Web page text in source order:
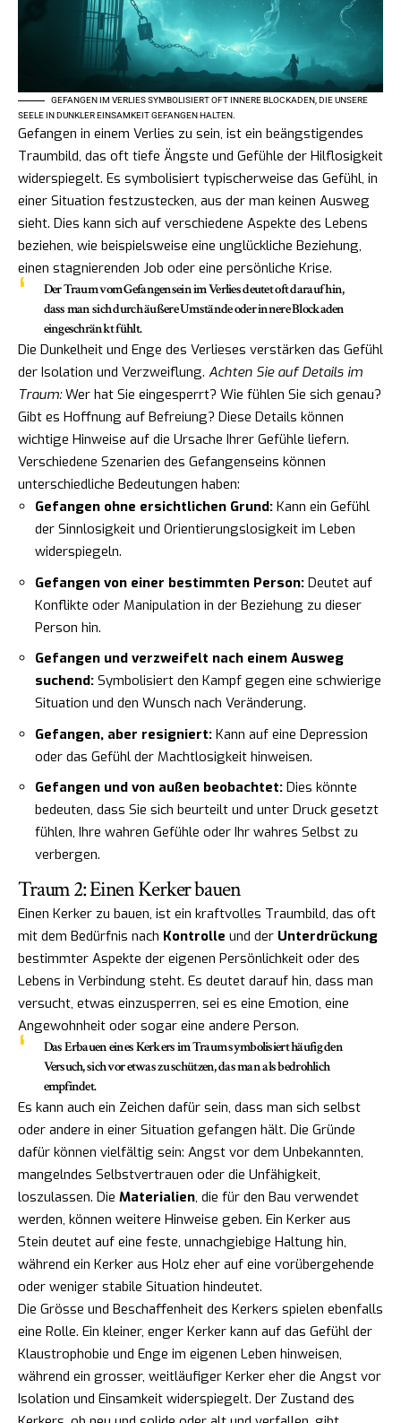
GEFANGEN IM VERLIES SYMBOLISIERT OFT INNERE BLOCKADEN, DIE UNSERE
SEELE IN DUNKLER EINSAMKEIT GEFANGEN HALTEN.
Gefangen in einem Verlies zu sein, ist ein beängstigendes
Traumbild, das oft tiefe Ängste und Gefühle der Hilflosigkeit
widerspiegelt. Es symbolisiert typischerweise das Gefühl, in
einer Situation festzustecken, aus der man keinen Ausweg
sieht. Dies kann sich auf verschiedene Aspekte des Lebens
beziehen, wie beispielsweise eine unglückliche Beziehung,
einen stagnierenden Job oder eine persönliche Krise.
Der Traum vom Gefangensein im Verlies deutet oft darauf hin,
dass man sich durch äußere Umstände oder innere Blockaden
eingeschränkt fühlt.
Die Dunkelheit und Enge des Verlieses verstärken das Gefühl
der Isolation und Verzweiflung. Achten Sie auf Details im
Traum:Wer hat Sie eingesperrt? Wie fühlen Sie sich genau?
Gibt es Hoffnung auf Befreiung? Diese Details können
wichtige Hinweise auf die Ursache Ihrer Gefühle liefern.
Verschiedene Szenarien des Gefangenseins können
unterschiedliche Bedeutungen haben:
Gefangen ohne ersichtlichen Grund: Kann ein Gefühl
der Sinnlosigkeit und Orientierungslosigkeit im Leben
widerspiegeln.
Gefangen von einer bestimmten Person: Deutet auf
Konflikte oder Manipulation in der Beziehung zu dieser
Person hin.
Gefangen und verzweifelt nach einem Ausweg
suchend: Symbolisiert den Kampf gegen eine schwierige
Situation und den Wunsch nach Veränderung.
Gefangen, aber resigniert: Kann auf eine Depression
oder das Gefühl der Machtlosigkeit hinweisen.
Gefangen und von außen beobachtet: Dies könnte
bedeuten, dass Sie sich beurteilt und unter Druck gesetzt
fühlen, Ihre wahren Gefühle oder Ihr wahres Selbst zu
verbergen.
Traum 2: Einen Kerker bauen
Einen Kerker zu bauen, ist ein kraftvolles Traumbild, das oft
mit dem Bedürfnis nach Kontrolle und der Unterdrückung
bestimmter Aspekte der eigenen Persönlichkeit oder des
Lebens in Verbindung steht. Es deutet darauf hin, dass man
versucht, etwas einzusperren, sei es eine Emotion, eine
Angewohnheit oder sogar eine andere Person.
Das Erbauen eines Kerkers im Traum symbolisiert häufig den
Versuch, sich vor etwas zu schützen, das man als bedrohlich
empfindet.
Es kann auch ein Zeichen dafür sein, dass man sich selbst
oder andere in einer Situation gefangen hält. Die Gründe
dafür können vielfältig sein: Angst vor dem Unbekannten,
mangelndes Selbstvertrauen oder die Unfähigkeit,
loszulassen. Die Materialien, die für den Bau verwendet
werden, können weitere Hinweise geben. Ein Kerker aus
Stein deutet auf eine feste, unnachgiebige Haltung hin,
während ein Kerker aus Holz eher auf eine vorübergehende
oder weniger stabile Situation hindeutet.
Die Grösse und Beschaffenheit des Kerkers spielen ebenfalls
eine Rolle. Ein kleiner, enger Kerker kann auf das Gefühl der
Klaustrophobie und Enge im eigenen Leben hinweisen,
während ein grosser, weitläufiger Kerker eher die Angst vor
Isolation und Einsamkeit widerspiegelt. Der Zustand des